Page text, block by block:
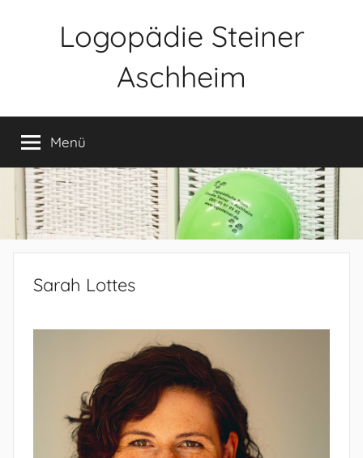
Logopädie Steiner
Aschheim
Menü
Sarah Lottes